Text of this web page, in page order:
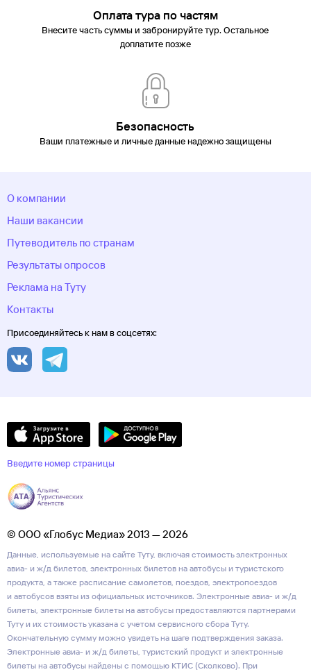
Оплата тура по частям
Внесите часть суммы и забронируйте тур. Остальное
доплатите позже
Безопасность
Ваши платежные и личные данные надежно защищены
О компании
Наши вакансии
Путеводитель по странам
Результаты опросов
Реклама на Туту
Контакты
Присоединяйтесь к нам в соцсетях:
Введите номер страницы
© ООО «Глобус Медиа» 2013 — 2026
Данные, используемые на сайте Туту, включая стоимость электронных
авиа- и ж/д билетов, электронных билетов на автобусы и туристского
продукта, а также расписание самолетов, поездов, электропоездов
и автобусов взяты из официальных источников. Электронные авиа- и ж/д
билеты, электронные билеты на автобусы предоставляются партнерами
Туту и их стоимость указана с учетом сервисного сбора Туту.
Окончательную сумму можно увидеть на шаге подтверждения заказа.
Электронные авиа- и ж/д билеты, туристский продукт и электронные
билеты на автобусы найдены с помощью КТИС (Сколково). При